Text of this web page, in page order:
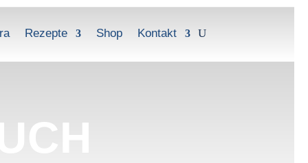
Rezepte Shop Kontakt